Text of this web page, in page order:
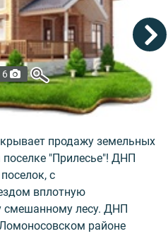
6
продажу земельных
"Прилесье"! ДНП
с
вплотную
лесу. ДНП
районе